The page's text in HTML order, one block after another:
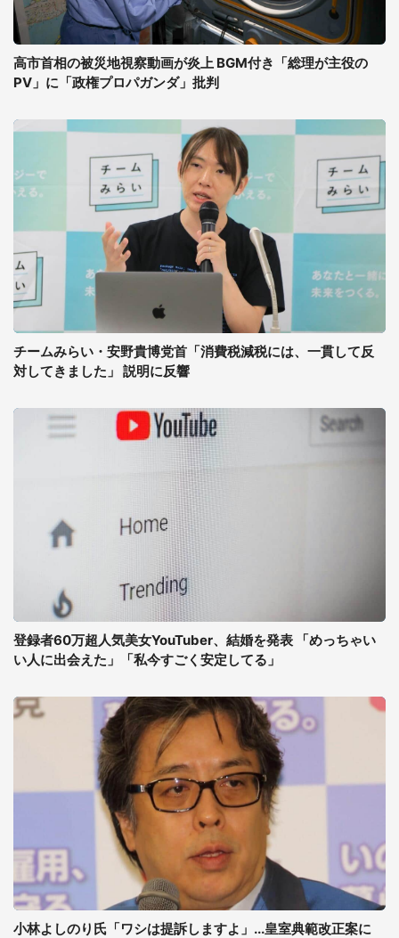
高市首相の被災地視察動画が炎上 BGM付き「総理が主役の
PV」に「政権プロパガンダ」批判
チームみらい・安野貴博党首「消費税減税には、一貫して反
対してきました」 説明に反響
登録者60万超人気美女YouTuber、結婚を発表 「めっちゃい
い人に出会えた」「私今すごく安定してる」
小林よしのり氏「ワシは提訴しますよ」...皇室典範改正案に